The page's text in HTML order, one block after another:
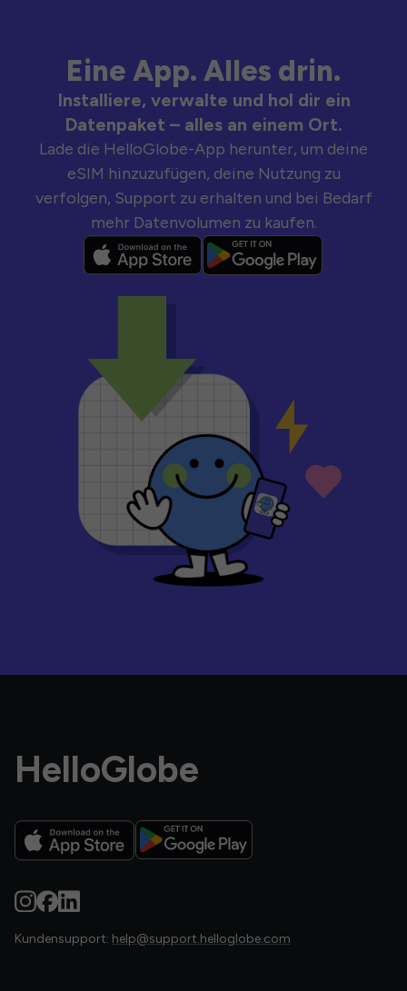
Eine App. Alles drin.
Installiere, verwalte und hol dir ein
Datenpaket – alles an einem Ort.
Lade die HelloGlobe-App herunter, um deine
eSIM hinzuzufügen, deine Nutzung zu
verfolgen, Support zu erhalten und bei Bedarf
mehr Datenvolumen zu kaufen.
HelloGlobe
Kundensupport: help@support.helloglobe.com